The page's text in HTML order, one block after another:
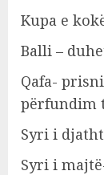
Kupa e
Balli –
Qafa-
përfundim
Syri i
Syri i